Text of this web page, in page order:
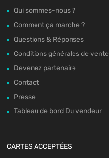
Qui sommes-nous ?
Comment ça marche ?
Questions & Réponses
Conditions générales de vente
Devenez partenaire
Contact
Presse
Tableau de bord Du vendeur
CARTES ACCEPTÉES